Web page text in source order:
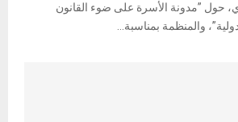
الجاري، حول ”مدونة الأسرة على ضوء القانون
والمنظمة بمناسبة...